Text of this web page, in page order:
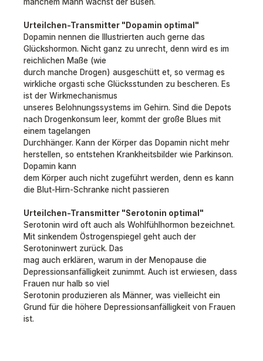
Urteilchen-Transmitter "Dopamin optimal"
Dopamin nennen die Illustrierten auch gerne das
Glückshormon. Nicht ganz zu unrecht, denn wird es im
reichlichen Maße (wie
durch manche Drogen) ausgeschütt et, so vermag es
wirkliche orgasti sche Glücksstunden zu bescheren. Es
ist der Wirkmechanismus
unseres Belohnungssystems im Gehirn. Sind die Depots
nach Drogenkonsum leer, kommt der große Blues mit
einem tagelangen
Durchhänger. Kann der Körper das Dopamin nicht mehr
herstellen, so entstehen Krankheitsbilder wie Parkinson.
Dopamin kann
dem Körper auch nicht zugeführt werden, denn es kann
die Blut-Hirn-Schranke nicht passieren
Urteilchen-Transmitter "Serotonin optimal"
Serotonin wird oft auch als Wohlfühlhormon bezeichnet.
Mit sinkendem Östrogenspiegel geht auch der
Serotoninwert zurück. Das
mag auch erklären, warum in der Menopause die
Depressionsanfälligkeit zunimmt. Auch ist erwiesen, dass
Frauen nur halb so viel
Serotonin produzieren als Männer, was vielleicht ein
Grund für die höhere Depressionsanfälligkeit von Frauen
ist.